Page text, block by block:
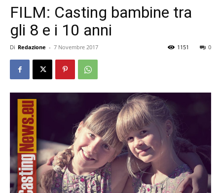
FILM: Casting bambine tra
gli 8 e i 10 anni
Di Redazione - 7 Novembre 2017 0
1151